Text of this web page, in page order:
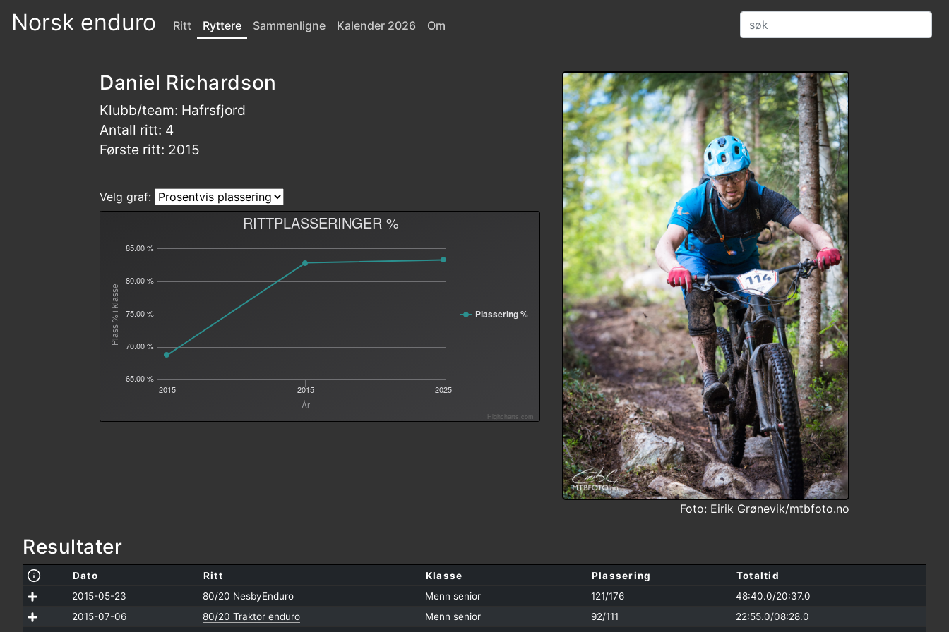
Norsk enduro Ritt Ryttere Sammenligne Kalender 2026 Om
Daniel Richardson
Klubb/team: Hafrsfjord
Antall ritt: 4
Første ritt: 2015
Velg graf:
År
Plass % i klasse
RITTPLASSERINGER %
Plassering %
2015 2015 2025
65.00 %
70.00 %
75.00 %
80.00 %
85.00 %
Highcharts.com
Foto: Eirik Grønevik/mtbfoto.no
Resultater
Dato Ritt Klasse Plassering
Totaltid
2015-05-23
80/20 NesbyEnduro Menn senior 121/176 48:40.0/20:37.0
2015-07-06
80/20 Traktor enduro Menn senior 92/111 22:55.0/08:28.0